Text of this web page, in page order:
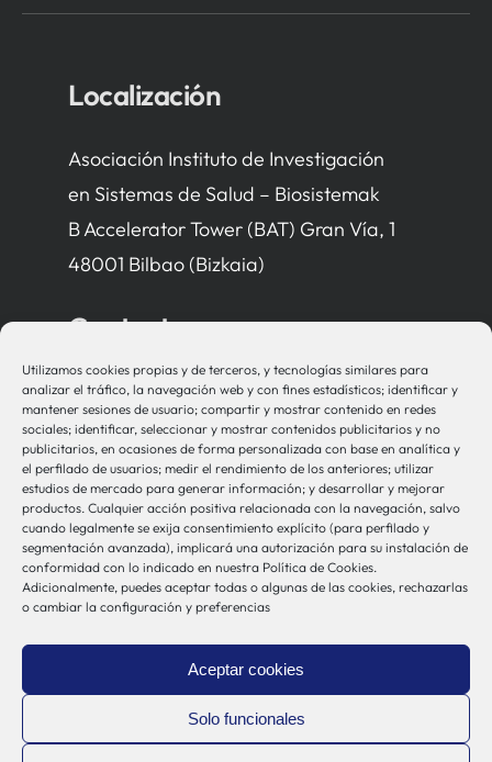
Utilizamos cookies propias y de terceros, y tecnologías similares para
analizar el tráfico, la navegación web y con fines estadísticos; identificar y
mantener sesiones de usuario; compartir y mostrar contenido en redes
sociales; identificar, seleccionar y mostrar contenidos publicitarios y no
publicitarios, en ocasiones de forma personalizada con base en analítica y
el perfilado de usuarios; medir el rendimiento de los anteriores; utilizar
estudios de mercado para generar información; y desarrollar y mejorar
productos. Cualquier acción positiva relacionada con la navegación, salvo
cuando legalmente se exija consentimiento explícito (para perfilado y
segmentación avanzada), implicará una autorización para su instalación de
conformidad con lo indicado en nuestra Política de Cookies.
Adicionalmente, puedes aceptar todas o algunas de las cookies, rechazarlas
o cambiar la configuración y preferencias
Aceptar cookies
Solo funcionales
Localización
Asociación Instituto de Investigación
en Sistemas de Salud – Biosistemak
B Accelerator Tower (BAT) Gran Vía, 1
48001 Bilbao (Bizkaia)
Contacto
bio-sistemak@bio-sistemak.eus
944 00 77 90
Otros Enlaces
Osakidetza
Política de Privacidad